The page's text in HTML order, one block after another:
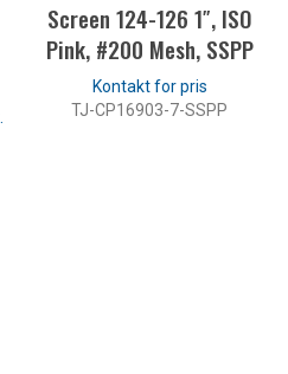
Screen 124-126 1″, ISO
Pink, #200 Mesh, SSPP
TJ-CP16903-7-SSPP